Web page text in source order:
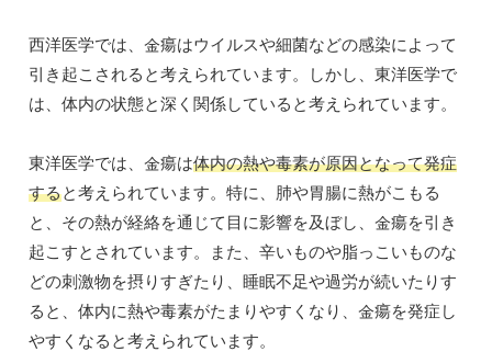
西洋医学では、金瘍はウイルスや細菌などの感染によって
引き起こされると考えられています。しかし、東洋医学で
は、体内の状態と深く関係していると考えられています。
東洋医学では、金瘍は体内の熱や毒素が原因となって発症
すると考えられています。特に、肺や胃腸に熱がこもる
と、その熱が経絡を通じて目に影響を及ぼし、金瘍を引き
起こすとされています。また、辛いものや脂っこいものな
どの刺激物を摂りすぎたり、睡眠不足や過労が続いたりす
ると、体内に熱や毒素がたまりやすくなり、金瘍を発症し
やすくなると考えられています。